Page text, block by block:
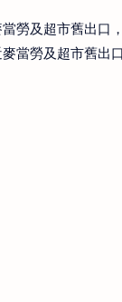
勞及超市舊出口
當勞及超市舊出口